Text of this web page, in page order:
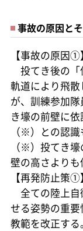
事故の原因と
【事故の原因①】
投てき後の「
軌道により飛
が、訓練参加
き壕の前壁に
（※）との認識
（※）投てき
壁の高さよりも
【再発防止策①】
全ての陸上自
せる姿勢の重
教範を改正する。